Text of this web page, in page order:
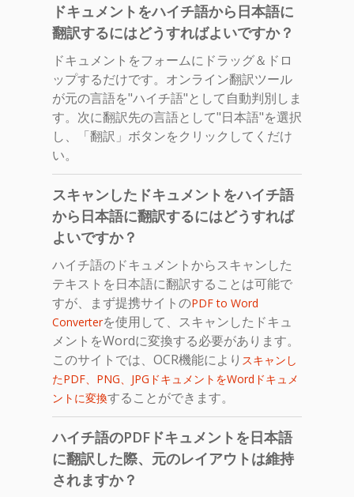
ドキュメントをハイチ語から日本語に
翻訳するにはどうすればよいですか？
ドキュメントをフォームにドラッグ＆ドロ
ップするだけです。オンライン翻訳ツール
が元の言語を"ハイチ語"として自動判別しま
す。次に翻訳先の言語として"日本語"を選択
し、「翻訳」ボタンをクリックしてくだけ
い。
スキャンしたドキュメントをハイチ語
から日本語に翻訳するにはどうすれば
よいですか？
ハイチ語のドキュメントからスキャンした
テキストを日本語に翻訳することは可能で
すが、まず提携サイトのPDF to Word
Converterを使用して、スキャンしたドキュ
メントをWordに変換する必要があります。
このサイトでは、OCR機能により スキャンし
たPDF、PNG、JPGドキュメントをWordドキュメ
ントに変換することができます。
ハイチ語のPDFドキュメントを日本語
に翻訳した際、元のレイアウトは維持
されますか？